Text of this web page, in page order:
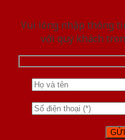
Vui lòng nhập thông
với quý khách